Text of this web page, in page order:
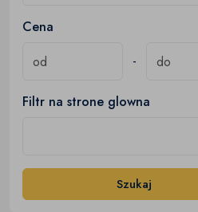
Cena
-
Filtr na strone glowna
Szukaj